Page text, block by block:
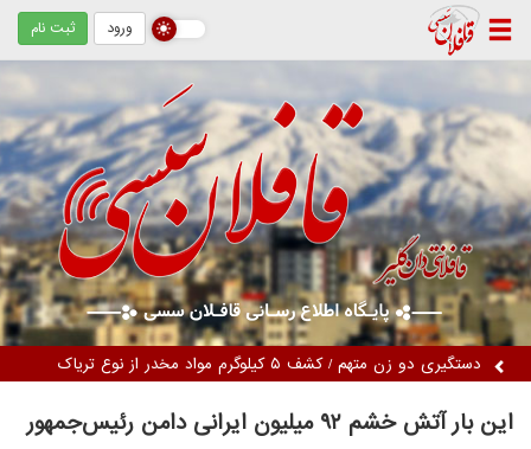
ورود ثبت نام
دستگیری دو زن متهم / کشف ۵ کیلوگرم مواد مخدر از نوع تریاک
این بار آتش خشم ۹۲ میلیون ایرانی دامن رئیس‌جمهور